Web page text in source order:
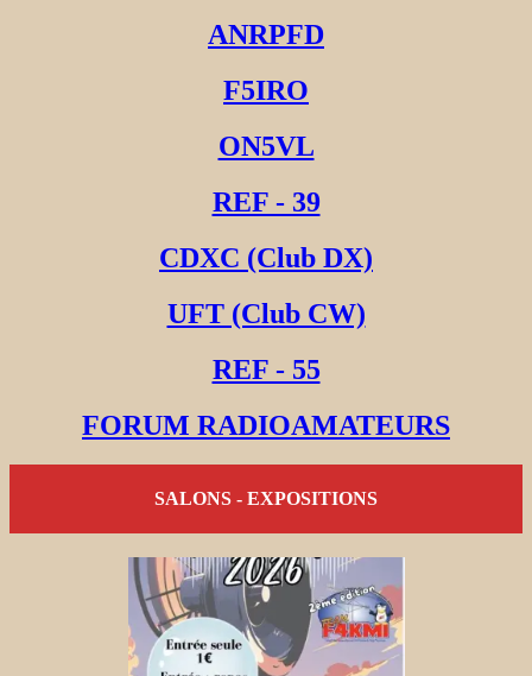
ANRPFD
F5IRO
ON5VL
REF - 39
CDXC (Club DX)
UFT (Club CW)
REF - 55
FORUM RADIOAMATEURS
SALONS - EXPOSITIONS